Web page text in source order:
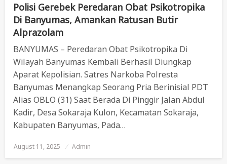
Polisi Gerebek Peredaran Obat Psikotropika
Di Banyumas, Amankan Ratusan Butir
Alprazolam
BANYUMAS – Peredaran Obat Psikotropika Di
Wilayah Banyumas Kembali Berhasil Diungkap
Aparat Kepolisian. Satres Narkoba Polresta
Banyumas Menangkap Seorang Pria Berinisial PDT
Alias OBLO (31) Saat Berada Di Pinggir Jalan Abdul
Kadir, Desa Sokaraja Kulon, Kecamatan Sokaraja,
Kabupaten Banyumas, Pada…
Posted
On
August 11, 2025 Admin